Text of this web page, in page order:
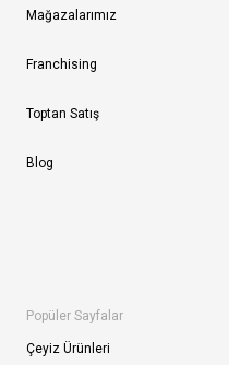
Mağazalarımız
Franchising
Toptan Satış
Blog
Popüler Sayfalar
Çeyiz Ürünleri